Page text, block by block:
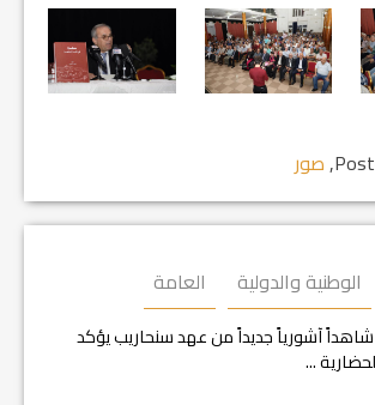
,صور
الوطنية والدولية العامة
آشورياً جديداً من عهد سنحاريب يؤكد
...